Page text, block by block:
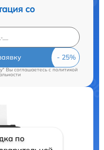
со
Вы соглашаетесь cполитикой
по